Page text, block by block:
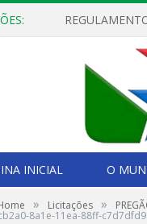
INICIAL O
» Licitações »
8a1e-11ea-88ff-